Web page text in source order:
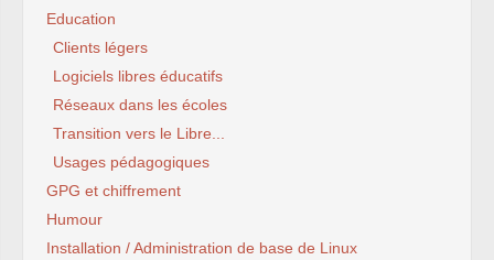
Education
Clients légers
Logiciels libres éducatifs
Réseaux dans les écoles
Transition vers le Libre...
Usages pédagogiques
GPG et chiffrement
Humour
Installation / Administration de base de Linux